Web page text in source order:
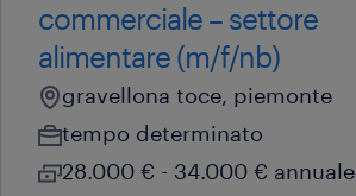
commerciale – settore
alimentare (m/f/nb)
gravellona toce, piemonte
tempo determinato
28.000 € - 34.000 € annuale